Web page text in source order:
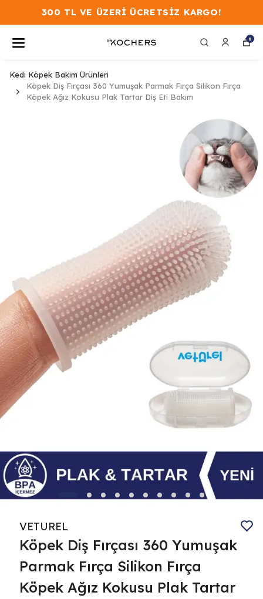
300 TL VE ÜZERİ ÜCRETSİZ KARGO!
0
Kedi Köpek Bakım Ürünleri
Köpek Diş Fırçası 360 Yumuşak Parmak Fırça Silikon Fırça
Köpek Ağız Kokusu Plak Tartar Diş Eti Bakım
VETUREL
Köpek Diş Fırçası 360 Yumuşak
Parmak Fırça Silikon Fırça
Köpek Ağız Kokusu Plak Tartar